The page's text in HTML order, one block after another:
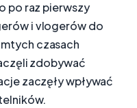
po raz pierwszy
i vlogerów do
czasach
zdobywać
zaczęły wpływać